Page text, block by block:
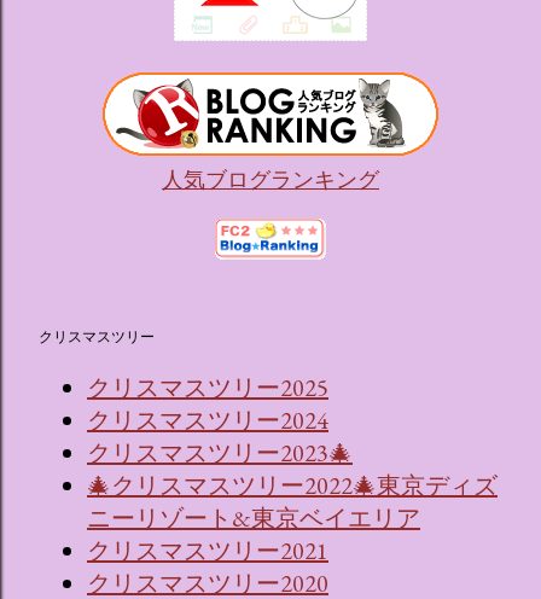
人気ブログランキング
クリスマスツリー
クリスマスツリー2025
クリスマスツリー2024
クリスマスツリー2023🎄
🎄クリスマスツリー2022🎄東京ディズ
ニーリゾート&東京ベイエリア
クリスマスツリー2021
クリスマスツリー2020